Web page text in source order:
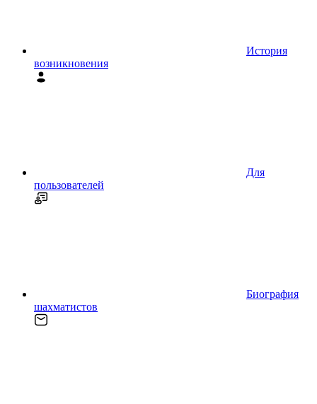
История
возникновения
Для
пользователей
Биография
шахматистов